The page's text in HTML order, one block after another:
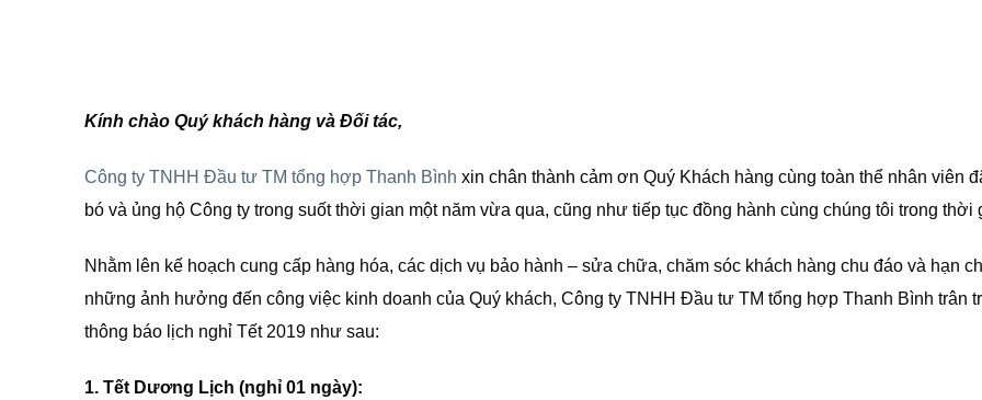
Kính chào Quý khách hàng và Đối tác,
Công ty TNHH Đầu tư TM tổng hợp Thanh Bình xin chân thành cảm ơn Quý Khách hàng cùng toàn thể nhân viên
bó và ủng hộ Công ty trong suốt thời gian một năm vừa qua, cũng như tiếp tục đồng hành cùng chúng tôi trong thời
Nhằm lên kế hoạch cung cấp hàng hóa, các dịch vụ bảo hành – sửa chữa, chăm sóc khách hàng chu đáo và hạn
những ảnh hưởng đến công việc kinh doanh của Quý khách, Công ty TNHH Đầu tư TM tổng hợp Thanh Bình trân
thông báo lịch nghỉ Tết 2019 như sau:
1. Tết Dương Lịch (nghỉ 01 ngày):